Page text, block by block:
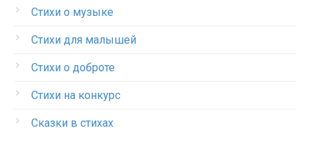
Стихи о музыке
Стихи для малышей
Стихи о доброте
Стихи на конкурс
Сказки в стихах